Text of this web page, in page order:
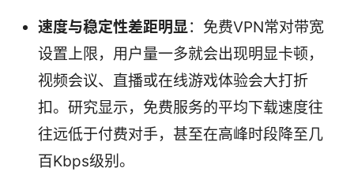
速度与稳定性差距明显：免费VPN常对带宽
设置上限，用户量一多就会出现明显卡顿，
视频会议、直播或在线游戏体验会大打折
扣。研究显示，免费服务的平均下载速度往
往远低于付费对手，甚至在高峰时段降至几
百Kbps级别。